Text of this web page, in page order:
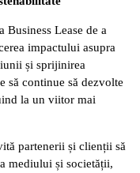
Business Lease de a
impactului asupra
și sprijinirea
să continue să dezvolte
la un viitor mai
partenerii și clienții să
mediului și societății,